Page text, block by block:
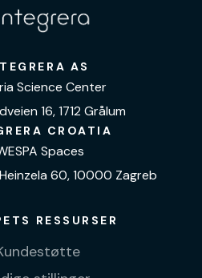
AS
Science Center
16, 1712 Grålum
CROATIA
Spaces
60, 10000 Zagreb
RESSURSER